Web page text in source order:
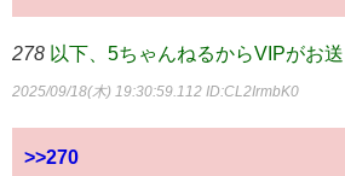
278 以下、5ちゃんねるからVIPがお
2025/09/18(木) 19:30:59.112 ID:CL2IrmbK0
>>270